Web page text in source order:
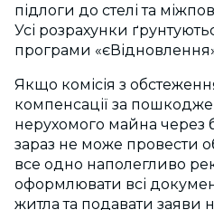
підлоги до стелі та
Усі розрахунки
програми
Якщо комісія з
компенсації за
нерухомого майна через
зараз не може провести
все одно наполегливо
оформлювати всі
житла та подавати заяви